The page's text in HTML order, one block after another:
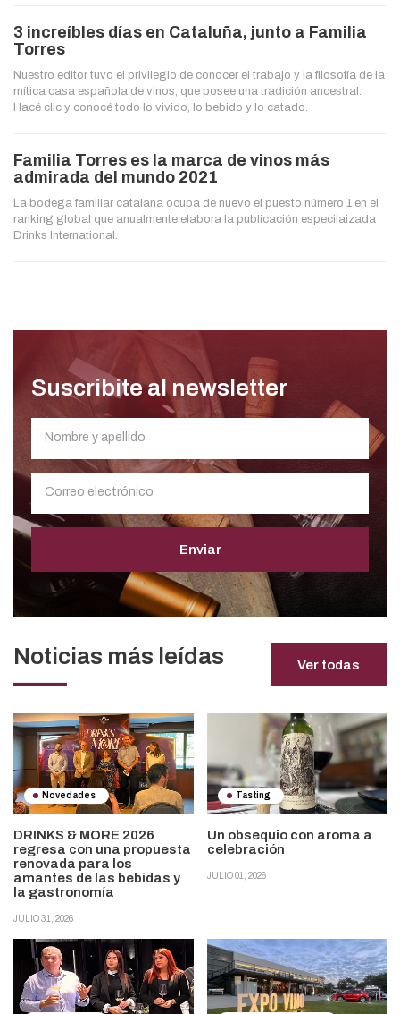
3 increíbles días en Cataluña, junto a Familia
Torres
Nuestro editor tuvo el privilegio de conocer el trabajo y la filosofía de la
mítica casa española de vinos, que posee una tradición ancestral.
Hacé clic y conocé todo lo vivido, lo bebido y lo catado.
Familia Torres es la marca de vinos más
admirada del mundo 2021
La bodega familiar catalana ocupa de nuevo el puesto número 1 en el
ranking global que anualmente elabora la publicación especilaizada
Drinks International.
Suscribite al newsletter
Enviar
Noticias más leídas Ver todas
Novedades
DRINKS & MORE 2026
regresa con una propuesta
renovada para los
amantes de las bebidas y
la gastronomía
JULIO 31, 2026
Tasting
Un obsequio con aroma a
celebración
JULIO 01, 2026